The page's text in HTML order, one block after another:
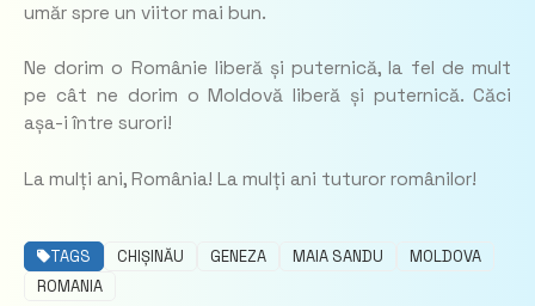
umăr spre un viitor mai bun.
Ne dorim o Românie liberă și puternică, la fel de mult
pe cât ne dorim o Moldovă liberă și puternică. Căci
așa-i între surori!
La mulți ani, România! La mulți ani tuturor românilor!
TAGS CHIȘINĂU GENEZA MAIA SANDU
MOLDOVA
ROMANIA